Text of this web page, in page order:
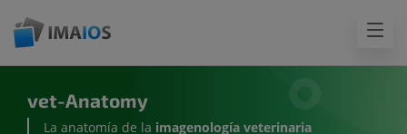
vet-Anatomy
La anatomía de la imagenología veterinaria